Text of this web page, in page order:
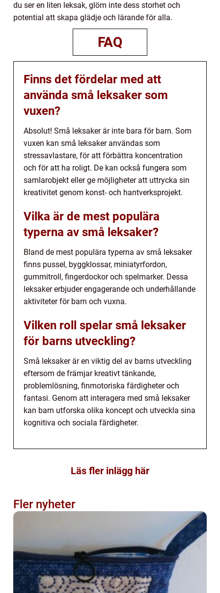
du ser en liten leksak, glöm inte dess storhet och
potential att skapa glädje och lärande för alla.
FAQ
Finns det fördelar med att
använda små leksaker som
vuxen?
Absolut! Små leksaker är inte bara för barn. Som
vuxen kan små leksaker användas som
stressavlastare, för att förbättra koncentration
och för att ha roligt. De kan också fungera som
samlarobjekt eller ge möjligheter att uttrycka sin
kreativitet genom konst- och hantverksprojekt.
Vilka är de mest populära
typerna av små leksaker?
Bland de mest populära typerna av små leksaker
finns pussel, byggklossar, miniatyrfordon,
gummitroll, fingerdockor och spelmarker. Dessa
leksaker erbjuder engagerande och underhållande
aktiviteter för barn och vuxna.
Vilken roll spelar små leksaker
för barns utveckling?
Små leksaker är en viktig del av barns utveckling
eftersom de främjar kreativt tänkande,
problemlösning, finmotoriska färdigheter och
fantasi. Genom att interagera med små leksaker
kan barn utforska olika koncept och utveckla sina
kognitiva och sociala färdigheter.
Läs fler inlägg här
Fler nyheter